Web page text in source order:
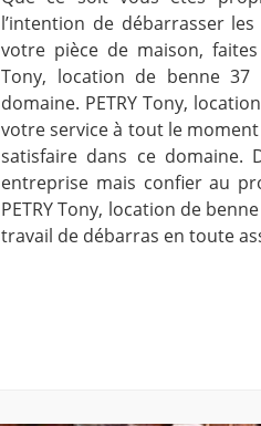
l’intention de débarrasser
votre pièce de maison, faites
Tony, location de benne
domaine. PETRY Tony,
votre service à tout le
satisfaire dans ce domaine.
entreprise mais confier au
PETRY Tony, location de
travail de débarras en toute